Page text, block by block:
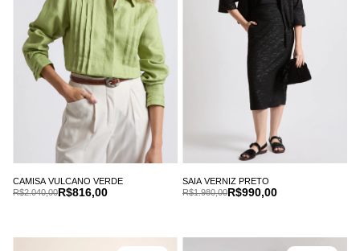
CAMISA VULCANO VERDE
R$816,00
R$2.040,00
SAIA VERNIZ PRETO
R$990,00
R$1.980,00